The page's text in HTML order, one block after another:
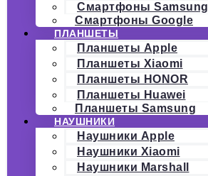
Смартфоны Samsung
Смартфоны Google
ПЛАНШЕТЫ
Планшеты Apple
Планшеты Xiaomi
Планшеты HONOR
Планшеты Huawei
Планшеты Samsung
НАУШНИКИ
Наушники Apple
Наушники Xiaomi
Наушники Marshall